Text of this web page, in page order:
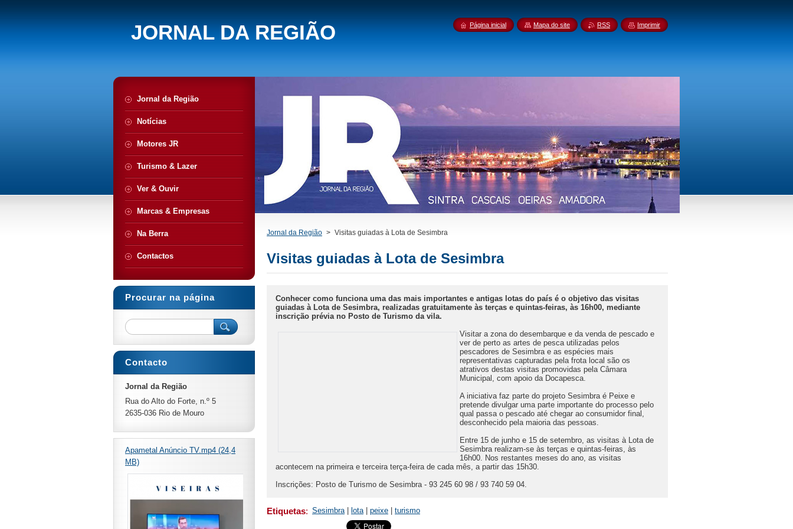
JORNAL DA REGIÃO
Jornal da Região > Visitas guiadas à Lota de Sesimbra
Visitas guiadas à Lota de Sesimbra
Conhecer como funciona uma das mais importantes e antigas lotas do país é o objetivo das visitas
guiadas à Lota de Sesimbra, realizadas gratuitamente às terças e quintas-feiras, às 16h00, mediante
inscrição prévia no Posto de Turismo da vila.
Visitar a zona do desembarque e da venda de pescado e
ver de perto as artes de pesca utilizadas pelos
pescadores de Sesimbra e as espécies mais
representativas capturadas pela frota local são os
atrativos destas visitas promovidas pela Câmara
Municipal, com apoio da Docapesca.
A iniciativa faz parte do projeto Sesimbra é Peixe e
pretende divulgar uma parte importante do processo pelo
qual passa o pescado até chegar ao consumidor final,
desconhecido pela maioria das pessoas.
Entre 15 de junho e 15 de setembro, as visitas à Lota de
Sesimbra realizam-se às terças e quintas-feiras, às
16h00. Nos restantes meses do ano, as visitas
acontecem na primeira e terceira terça-feira de cada mês, a partir das 15h30.
Inscrições: Posto de Turismo de Sesimbra - 93 245 60 98 / 93 740 59 04.
Etiquetas: Sesimbra lota peixe turismo
Jornal da Região
Notícias
Motores JR
Turismo & Lazer
Ver & Ouvir
Marcas & Empresas
Na Berra
Contactos
Procurar na página
Contacto
Jornal da Região
Rua do Alto do Forte, n.º 5
2635-036 Rio de Mouro
Apametal Anúncio TV.mp4 (24,4
MB)
Página inicial Mapa do site RSS Imprimir